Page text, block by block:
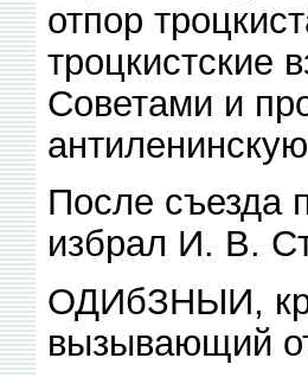
отпор
троцкистские
Советами и
После съезда
избрал И. В.
ОДИбЗНЫИ,
вызывающий